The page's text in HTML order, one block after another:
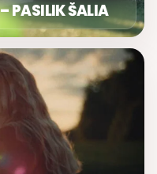
PASILIK ŠALIA